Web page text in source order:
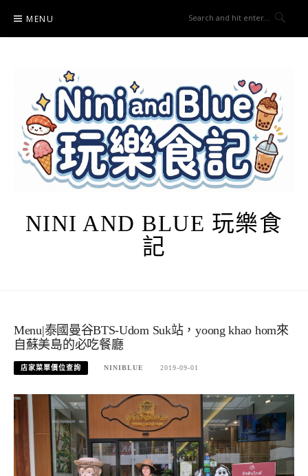
content
MENU
NINI AND BLUE 玩樂食
記
Menu|泰國曼谷BTS-Udom Suk站，yoong khao hom來
自蘇美島的必吃餐廳
店家菜單價位查詢 NINIBLUE 2019-09-01